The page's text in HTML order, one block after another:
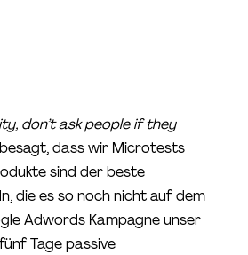
don’t ask people if they
dass wir Microtests
sind der beste
die es so noch nicht auf dem
Adwords Kampagne unser
Tage passive